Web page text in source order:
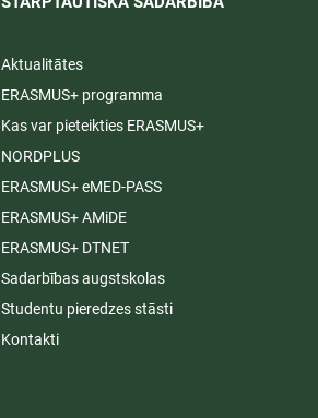
Aktualitātes
ERASMUS+ programma
Kas var pieteikties ERASMUS+
NORDPLUS
ERASMUS+ eMED-PASS
ERASMUS+ AMiDE
ERASMUS+ DTNET
Sadarbības augstskolas
Studentu pieredzes stāsti
Kontakti